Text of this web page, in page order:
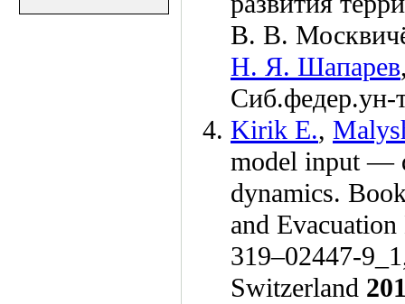
В. В.
Н. Я. Шапарев
Сиб.федер.ун-
Kirik E.,
model input —
dynamics.
and
319–02447-
Switzerland